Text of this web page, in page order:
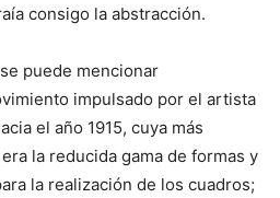
consigo la abstracción.
puede mencionar
impulsado por el artista
el año 1915, cuya más
la reducida gama de formas y
la realización de los cuadros;